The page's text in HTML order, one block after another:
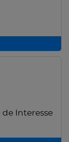
Interesse